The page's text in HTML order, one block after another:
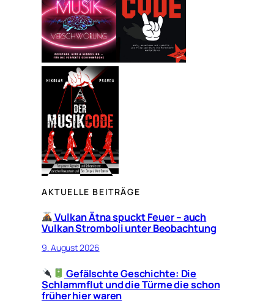
AKTUELLE BEITRÄGE
Vulkan Ätna spuckt Feuer – auch
Vulkan Stromboli unter Beobachtung
9. August 2026
Gefälschte Geschichte: Die
Schlammflut und die Türme die schon
früher hier waren